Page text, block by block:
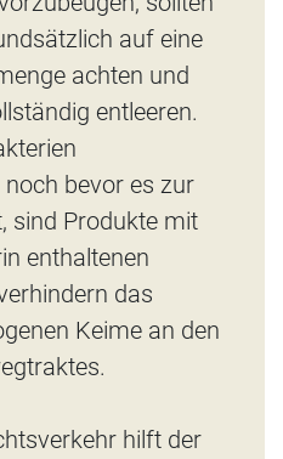
auf eine
achten und
entleeren.
bevor es zur
sind Produkte mit
enthaltenen
das
Keime an den
hilft der